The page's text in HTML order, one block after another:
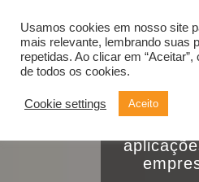
O que é
Usamos cookies em nosso site
mais relevante, lembrando suas
repetidas. Ao clicar em
de todos os cookies.
Cookie settings Aceito